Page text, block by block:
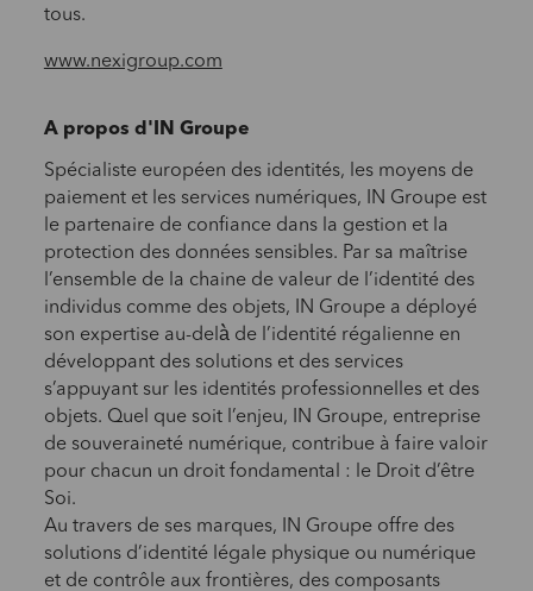
tous.
www.nexigroup.com
A propos d'IN Groupe
Spécialiste européen des identités, les moyens de
paiement et les services numériques, IN Groupe est
le partenaire de confiance dans la gestion et la
protection des données sensibles. Par sa maîtrise
l’ensemble de la chaine de valeur de l’identité des
individus comme des objets, IN Groupe a déployé
son expertise au-delà̀ de l’identité régalienne en
développant des solutions et des services
s’appuyant sur les identités professionnelles et des
objets. Quel que soit l’enjeu, IN Groupe, entreprise
de souveraineté numérique, contribue à faire valoir
pour chacun un droit fondamental : le Droit d’être
Soi.
Au travers de ses marques, IN Groupe offre des
solutions d’identité légale physique ou numérique
et de contrôle aux frontières, des composants